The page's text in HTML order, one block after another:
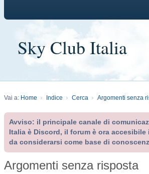
Sky Club Italia
Vai a: Home Indice Cerca Argomenti senza
Avviso: il principale canale di
Italia è Discord, il forum è ora
da considerarsi come base di
Argomenti senza risposta